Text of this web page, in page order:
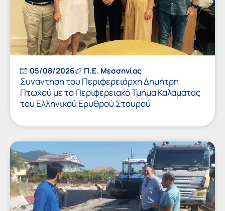
05/08/2026 Π.Ε. Μεσσηνίας
Συνάντηση του Περιφερειάρχη Δημήτρη
Πτωχού με το Περιφερειακό Τμήμα Καλαμάτας
του Ελληνικού Ερυθρού Σταυρού